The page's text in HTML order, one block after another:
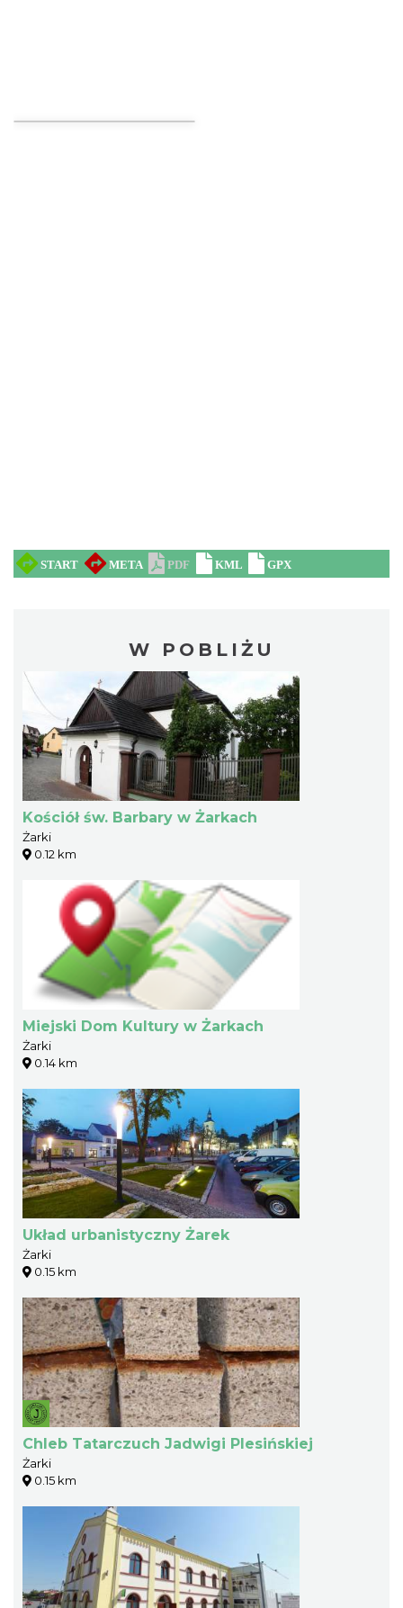
W POBLIŻU
Kościół św. Barbary w Żarkach
Żarki
0.12 km
Miejski Dom Kultury w Żarkach
Żarki
0.14 km
Układ urbanistyczny Żarek
Żarki
0.15 km
Chleb Tatarczuch Jadwigi Plesińskiej
Żarki
0.15 km